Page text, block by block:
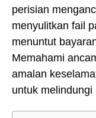
perisian
menyulitkan fail
menuntut
Memahami
amalan
untuk